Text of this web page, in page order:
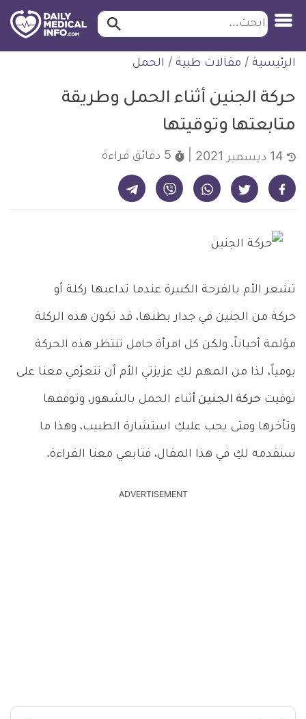
التخطي
للمحتوى
ابحث ابحث…
الرئيسية / مقالات طبية / الحمل
حركة الجنين أثناء الحمل وطريقة
متابعتها وتوقيتها
5 دقائق قراءة
شارك على فيسبوك - ديلي ميديكال انفو شارك على تويتر - ديلي ميديكال انفو شارك على واتساب - ديلي ميديكال انفو شارك على فايبر - ديلي ميديكال انفو شارك على تيليجرام - ديلي ميديكال انفو
تشعر الأم بالفرحة الكبيرة عندما تداعبها ركلة أو
حركة من الجنين في جدار بطنها، قد تكون هذه الركلة
مؤلمة أحياناً، ولكن كل امرأة حامل تنتظر هذه الحركة
يومياً، لذا من المهم لكِ عزيزتي الأم أن تتعرّفي معنا على
توقيت حركة الجنين أثناء الحمل بالشهور، وتوقفها
وتأخرها ومتى يجب عليكِ استشارة الطبيب، وهذا ما
سنقدمه لكِ في هذا المقال، فتابعي معنا القراءة.
ADVERTISEMENT